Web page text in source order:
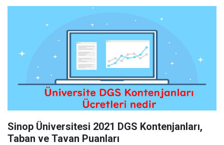
Sinop Üniversitesi 2021 DGS Kontenjanları,
Taban ve Tavan Puanları